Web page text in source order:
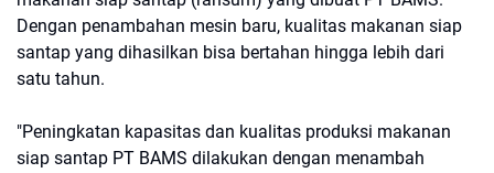
Dengan penambahan mesin baru, kualitas makanan siap
santap yang dihasilkan bisa bertahan hingga lebih dari
satu tahun.
"Peningkatan kapasitas dan kualitas produksi makanan
siap santap PT BAMS dilakukan dengan menambah